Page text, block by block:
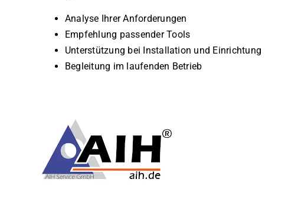
Analyse Ihrer Anforderungen
Empfehlung passender Tools
Unterstützung bei Installation und Einrichtung
Begleitung im laufenden Betrieb